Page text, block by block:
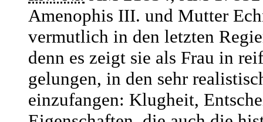
Amenophis III. und Mutter
vermutlich in den letzten
denn es zeigt sie als Frau in
gelungen, in den sehr
einzufangen: Klugheit,